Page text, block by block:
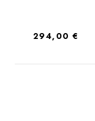
Regulärer Preis:
294,00 €